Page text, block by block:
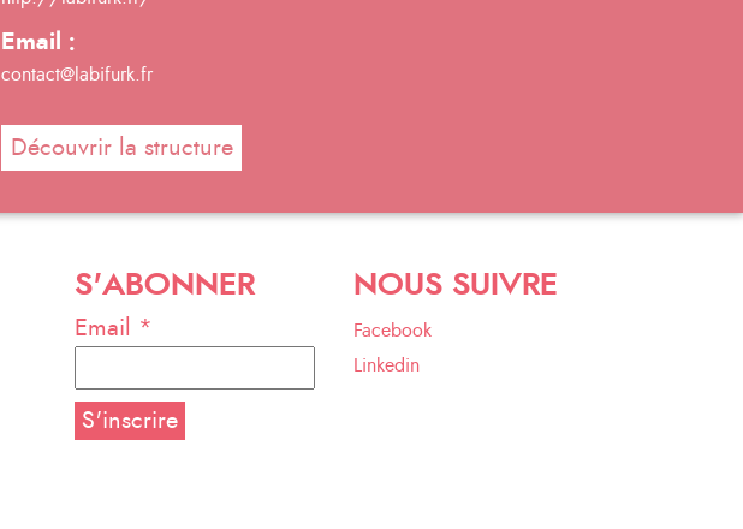
Email :
contact@labifurk.fr
Découvrir la structure
S'ABONNER
Email *
NOUS SUIVRE
Facebook
Linkedin